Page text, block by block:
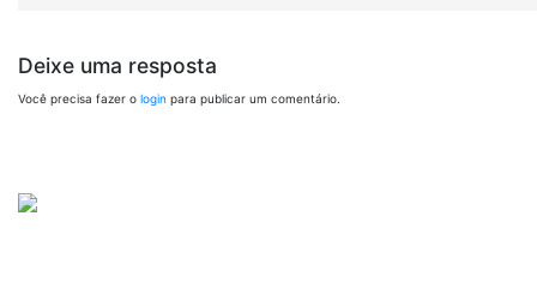
Deixe uma resposta
Você precisa fazer o login para publicar um comentário.